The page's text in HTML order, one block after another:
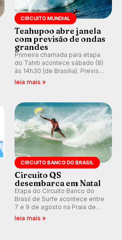
CIRCUITO MUNDIAL
Teahupoo abre janela
com previsão de ondas
grandes
Primeira chamada para etapa
do Tahiti acontece sábado (8)
às 14h30 (de Brasília). Previsão
indica swell consistente.
Kelly Slater convidado.
leia mais »
CIRCUITO BANCO DO BRASIL
Circuito QS
desembarca em Natal
Etapa do Circuito Banco do
Brasil de Surfe acontece entre
7 e 9 de agosto na Praia de
Miami (RN), em disputas
leia mais »